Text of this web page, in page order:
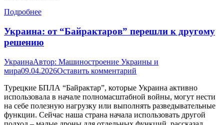
Подробнее
Украина: от “Байрактаров” перешли к другому
решению
УкраинаАвтор: Машиностроение Украины и
мира09.04.2026Оставить комментарий
Турецкие БПЛА “Байрактар”, которые Украина активно
использовала в начале полномасштабной войны, могут нести
на себе полезную нагрузку или выполнять разведывательные
функции. Сейчас наша страна начала использовать другой